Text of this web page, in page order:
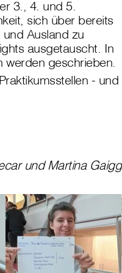
3., 4. und 5.
sich über bereits
Ausland zu
ausgetauscht. In
geschrieben.
- und
und Martina Gaigg